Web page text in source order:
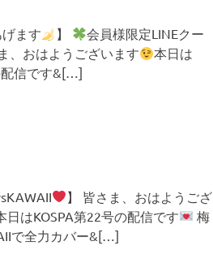
ます 】
会員様限定LINEクー
、おはようございます
本日は
配信です&[…]
】 皆さま、おはようござ
日はKOSPA第22号の配信です
梅
で全力カバー&[…]